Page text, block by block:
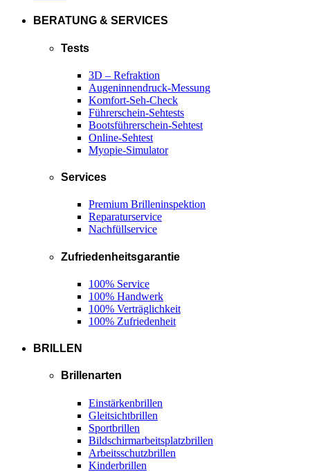
BERATUNG & SERVICES
Tests
3D – Refraktion
Augeninnendruck-Messung
Komfort-Seh-Check
Führerschein-Sehtests
Bootsführerschein-Sehtest
Online-Sehtest
Myopie-Simulator
Services
Premium Brilleninspektion
Reparaturservice
Nachfüllservice
Zufriedenheitsgarantie
100% Service
100% Handwerk
100% Verträglichkeit
100% Zufriedenheit
BRILLEN
Brillenarten
Einstärkenbrillen
Gleitsichtbrillen
Sportbrillen
Bildschirmarbeitsplatzbrillen
Arbeitsschutzbrillen
Kinderbrillen